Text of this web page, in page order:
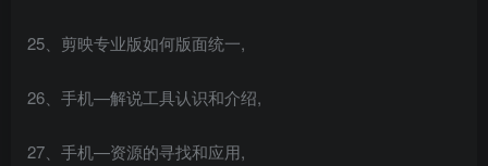
25、剪映专业版如何版面统一,
26、手机—解说工具认识和介绍,
27、手机—资源的寻找和应用,